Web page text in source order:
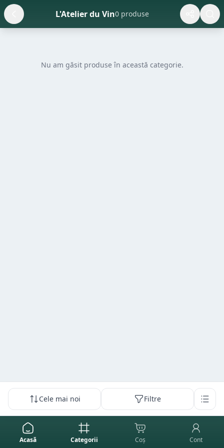
L'Atelier du Vin0 produse
Nu am găsit produse în această categorie.
Cele mai noi Filtre
Acasă Categorii Coș Cont